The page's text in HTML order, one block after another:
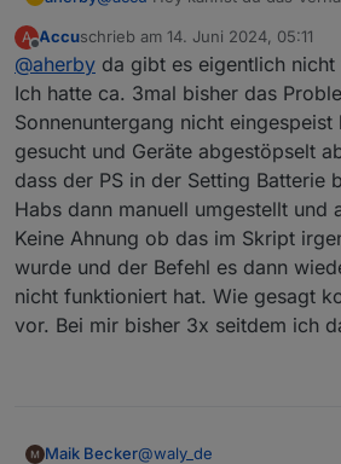
abends nicht mehr alles so
Durch meinen Aufbau sollte
Mitternacht odr länger quasi
werden. Aber hin und wieder
Solarspannung an aber es
nach Veränderungen, Warten
dann wieder.
A
Offline
Accuschrieb am 14. Juni 2024, 05:11
zuletzt editiert von
@aherby da gibt es eigentlich
Ich hatte ca. 3mal bisher das
Sonnenuntergang nicht
gesucht und Geräte abgestöpselt
dass der PS in der Setting Batterie
Habs dann manuell umgestellt und
Keine Ahnung ob das im Skript
wurde und der Befehl es dann
nicht funktioniert hat. Wie gesagt
vor. Bei mir bisher 3x seitdem ich
Maik Becker@waly_de